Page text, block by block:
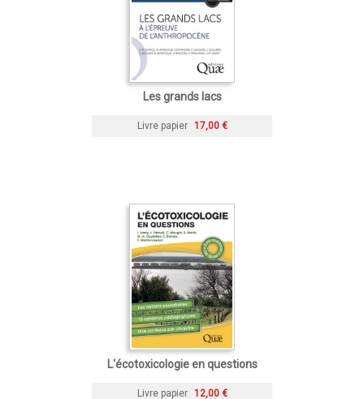
Les grands lacs
Livre papier 17,00 €
L'écotoxicologie en questions
Livre papier 12,00 €